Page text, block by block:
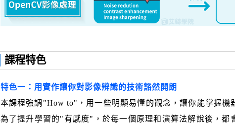
課程特色
特色一：用實作讓你對影像辨識的技術豁然開朗
本課程強調"How to"，用一些明顯易懂的觀念，讓你能掌握機
為了提升學習的"有感度"，於每一個原理和演算法解說後，都